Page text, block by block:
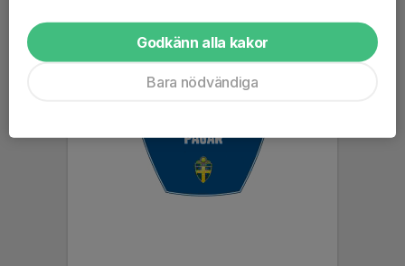
Godkänn alla kakor
Bara nödvändiga